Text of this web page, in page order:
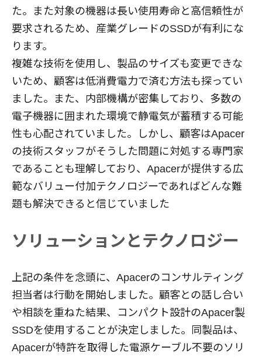
た。また対象の機器は長い使用寿命と高信頼性が
要求されるため、産業グレードのSSDが有利にな
ります。
複雑な技術を使用し、製品のサイズも変更できな
いため、顧客は低消費電力で済む方法も探ってい
ました。また、内部機構が密集しており、多数の
電子機器に囲まれた環境で静電気が蓄積する可能
性も心配されていました。しかし、顧客はApacer
の技術スタッフがそうした問題に対処する専門家
であることも理解しており、Apacerが提供する広
範なバリュー付加テクノロジーであればどんな難
題も解決できると信じていました
ソリューションとテクノロジー
上記の条件を念頭に、Apacerのコンサルティング
担当者は行動を開始しました。顧客との話し合い
や相談を重ねた結果、コンパクト設計のApacer製
SSDを使用することが決定しました。同製品は、
Apacerが特許を取得した電源ケーブル不要のソリ